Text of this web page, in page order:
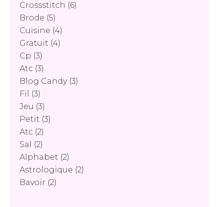
Crossstitch (6)
Brode (5)
Cuisine (4)
Gratuit (4)
Cp (3)
Atc (3)
Blog Candy(3)
Fil
(3)
Jeu (3)
Petit (3)
Atc (2)
Sal
(2)
Alphabet (2)
Astrologique (2)
Bavoir (2)